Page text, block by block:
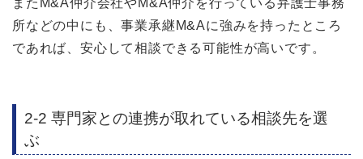
またM&A仲介会社やM&A仲介を行っている弁護士事務
所などの中にも、事業承継M&Aに強みを持ったところ
であれば、安心して相談できる可能性が高いです。
2-2 専門家との連携が取れている相談先を選
ぶ